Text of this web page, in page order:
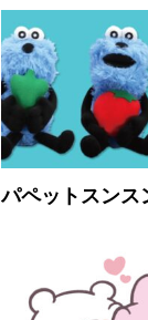
パペットスンス